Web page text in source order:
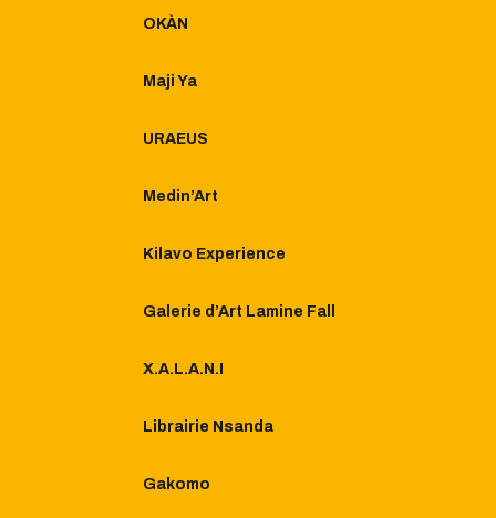
OKÀN
Maji Ya
URAEUS
Medin’Art
Kilavo Experience
Galerie d’Art Lamine Fall​
X.A.L.A.N.I
Librairie Nsanda
Gakomo